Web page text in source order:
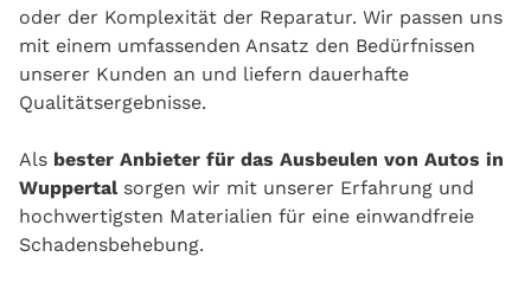
oder der Komplexität der Reparatur. Wir passen uns
mit einem umfassenden Ansatz den Bedürfnissen
unserer Kunden an und liefern dauerhafte
Qualitätsergebnisse.
Als bester Anbieter für das Ausbeulen von Autos in
Wuppertalsorgen wir mit unserer Erfahrung und
hochwertigsten Materialien für eine einwandfreie
Schadensbehebung.